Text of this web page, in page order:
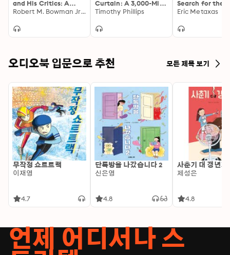
and His Critics: A
Biblical Defense
Robert M. Bowman Jr., J. Ed Komoszewski
Curtain: A 3,000-Mile
Journey Through the
the Cold War
Timothy Phillips
Search for the
Meaning of
Eric Metaxas
오디오북 입문으로 추천 모든 제목 보기
무작정 쇼트트랙
이재영
4.7
단톡방을 나갔습니다 2
신은영
4.8
사춘기 대 갱년기
제성은
4.8
언제 어디서나 스